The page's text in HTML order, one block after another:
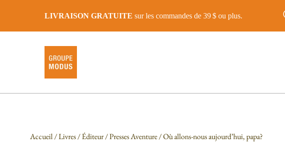
LIVRAISON GRATUITE sur les commandes de 39 $ ou plus.
Accueil/Livres/Éditeur/Presses Aventure/ Où allons-nous aujourd’hui, papa?